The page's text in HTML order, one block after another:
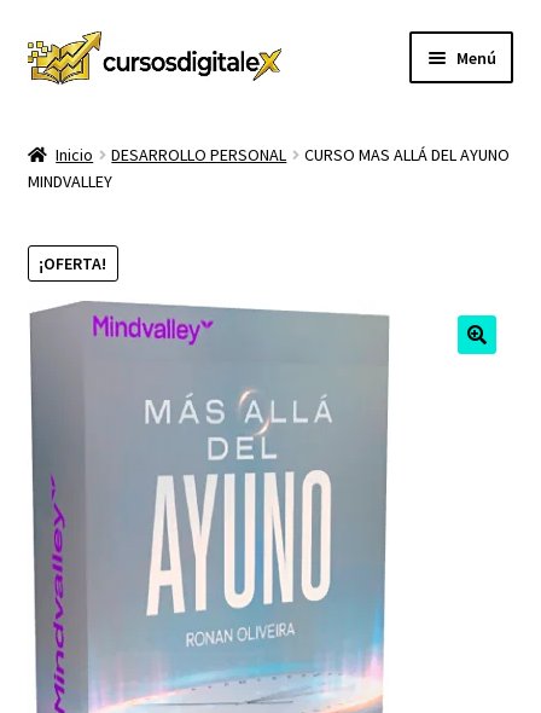
Ir
a
Ir
al
Menú
TIENDA
CURSOS
hijo
MEMBRESIA
MI CUENTA
CARRITO
CONTACTO
Inicio DESARROLLO PERSONAL
CURSO MAS ALLÁ DEL AYUNO
MINDVALLEY
¡OFERTA!